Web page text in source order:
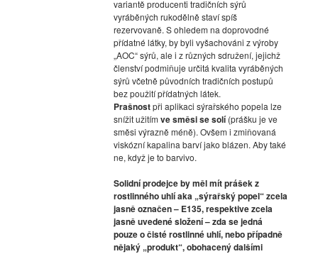
variantě producenti tradičních sýrů
vyráběných rukodělně staví spíš
rezervovaně. S ohledem na doprovodné
přídatné látky, by byli vyšachováni z výroby
„AOC“ sýrů, ale i z různých sdružení, jejichž
členství podmiňuje určitá kvalita vyráběných
sýrů včetně původních tradičních postupů
bez použití přídatných látek.
Prašnostpři aplikaci sýrařského popela lze
snížit užitím ve směsi se solí(prášku je ve
směsi výrazně méně). Ovšem i zmiňovaná
viskózní kapalina barví jako blázen. Aby také
ne, když je to barvivo.
Solidní prodejce by měl mít prášek z
rostlinného uhlí aka „sýrařský popel“ zcela
jasně označen – E135, respektive zcela
jasně uvedené složení – zda se jedná
pouze o čisté rostlinné uhlí, nebo případně
nějaký „produkt“, obohacený dalšími